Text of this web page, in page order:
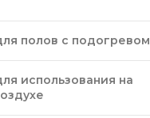
полов с подогревом
использования на